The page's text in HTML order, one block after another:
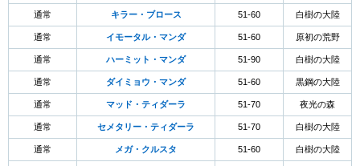
通常 キラー・ブロース 51-60 白樹の大陸
通常 イモータル・マンダ 51-60 原初の荒野
通常 ハーミット・マンダ 51-90 白樹の大陸
通常 ダイミョウ・マンダ 51-60 黒鋼の大陸
通常 マッド・ティダーラ 51-70 夜光の森
通常 セメタリー・ティダーラ 51-70 白樹の大陸
通常 メガ・クルスタ 51-60 白樹の大陸